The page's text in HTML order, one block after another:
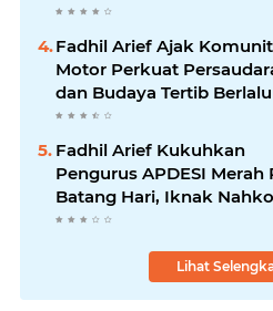
Generasi Muda
Fadhil Arief Ajak
Motor Perkuat
dan Budaya Tertib
Fadhil Arief Kukuhkan
Pengurus APDESI Merah
Batang Hari, Iknak
Periode 2026–2031
Lihat